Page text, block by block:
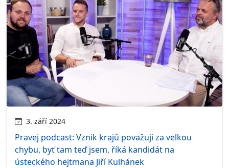
3. září 2024
Pravej podcast: Vznik krajů považuji za velkou
chybu, byť tam teď jsem, říká kandidát na
ústeckého hejtmana Jiří Kulhánek